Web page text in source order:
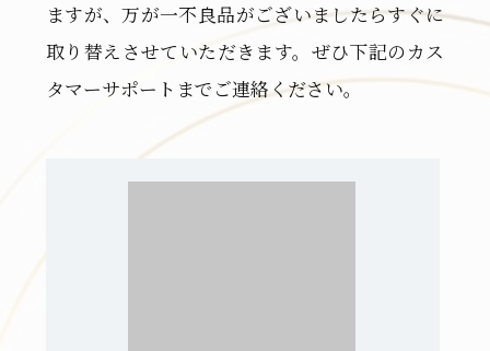
ますが、万が一不良品がございましたらすぐに
取り替えさせていただきます。ぜひ下記のカス
タマーサポートまでご連絡ください。